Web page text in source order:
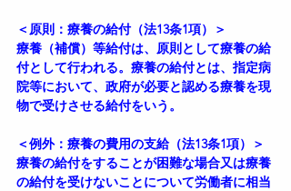
＜原則：療養の給付（法13条1項）＞
療養（補償）等給付は、原則として療養の給
付として行われる。療養の給付とは、指定病
院等において、政府が必要と認める療養を現
物で受けさせる給付をいう。
＜例外：療養の費用の支給（法13条1項）＞
療養の給付をすることが困難な場合又は療養
の給付を受けないことについて労働者に相当